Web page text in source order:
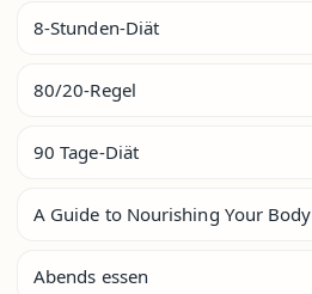
8-Stunden-Diät
80/20-Regel
90 Tage-Diät
A Guide to Nourishing Your Body
Abends essen